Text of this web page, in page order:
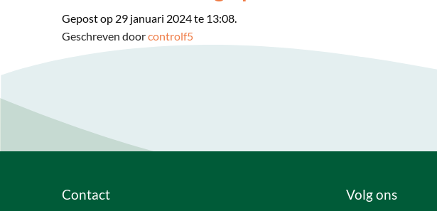
Gepost op 29 januari 2024 te 13:08.
Geschreven doorcontrolf5
Contact Volg ons